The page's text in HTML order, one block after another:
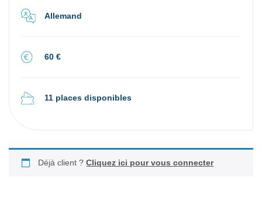
Allemand
60 €
11 places disponibles
Déjà client ?Cliquez ici pour vous connecter